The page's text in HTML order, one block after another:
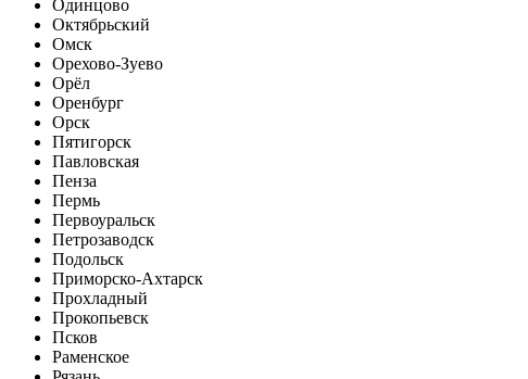
Одинцово
Октябрьский
Омск
Орехово-Зуево
Орёл
Оренбург
Орск
Пятигорск
Павловская
Пенза
Пермь
Первоуральск
Петрозаводск
Подольск
Приморско-Ахтарск
Прохладный
Прокопьевск
Псков
Раменское